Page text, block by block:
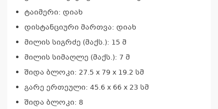
ტაიმერი: დიახ
დისტანციური მართვა: დიახ
მილის სიგრძე (მაქს.): 15 მ
მილის სიმაღლე (მაქს.): 7 მ
შიდა ბლოკი: 27.5 x 79 x 19.2 სმ
გარე ერთეული: 45.6 x 66 x 23 სმ
შიდა ბლოკი: 8